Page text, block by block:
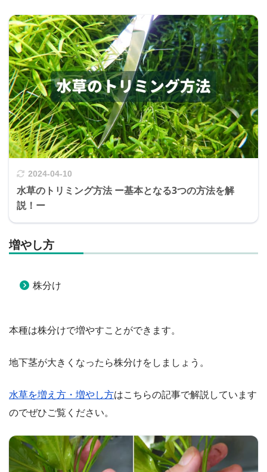
2024-04-10
水草のトリミング方法 ー基本となる3つの方法を解
説！ー
増やし方
株分け
本種は株分けで増やすことができます。
地下茎が大きくなったら株分けをしましょう。
水草を増え方・増やし方はこちらの記事で解説しています
のでぜひご覧ください。